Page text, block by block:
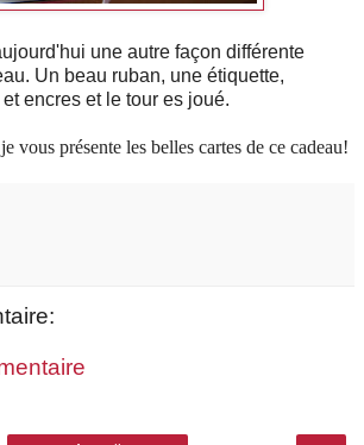
une autre façon différente
Un beau ruban, une étiquette,
encres et le tour es joué.
vous présente les belles cartes de ce cadeau!